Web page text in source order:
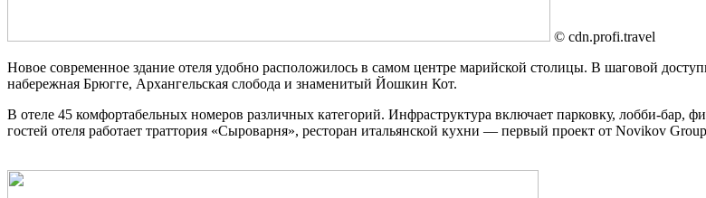
© cdn.profi.travel
Новое современное здание отеля удобно расположилось в самом центре марийской столицы. В шаговой
набережная Брюгге, Архангельская слобода и знаменитый Йошкин Кот.
В отеле 45 комфортабельных номеров различных категорий. Инфраструктура включает парковку, лобби-бар,
гостей отеля работает траттория «Сыроварня», ресторан итальянской кухни — первый проект от Novikov